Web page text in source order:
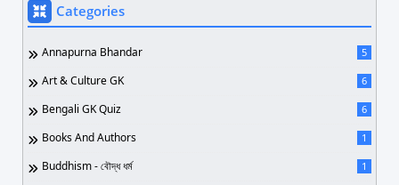
Categories
Annapurna Bhandar 5
Art & Culture GK 6
Bengali GK Quiz 6
Books And Authors 1
Buddhism - বৌদ্ধ ধর্ম 1